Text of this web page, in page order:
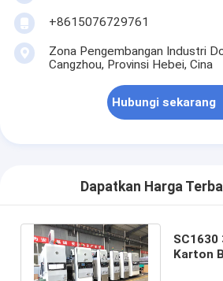
+8615076729761
Zona Pengembangan Industri
Cangzhou, Provinsi Hebei, Cina
Hubungi sekarang
Dapatkan Harga
SC1630
Karton